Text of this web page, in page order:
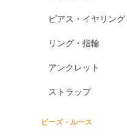
ピアス・イヤリング
リング・指輪
アンクレット
ストラップ
ビーズ・ルース